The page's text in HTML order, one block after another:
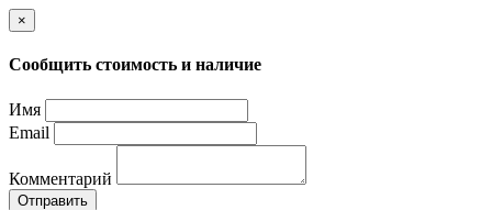
×
Сообщить стоимость и наличие
Имя
Email
Комментарий
Отправить